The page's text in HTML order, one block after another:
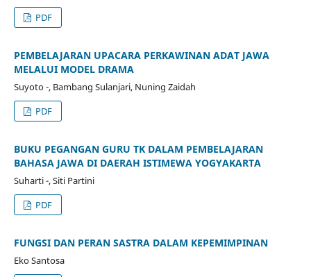
PDF
PEMBELAJARAN UPACARA PERKAWINAN ADAT JAWA
MELALUI MODEL DRAMA
Suyoto -, Bambang Sulanjari, Nuning Zaidah
PDF
BUKU PEGANGAN GURU TK DALAM PEMBELAJARAN
BAHASA JAWA DI DAERAH ISTIMEWA YOGYAKARTA
Suharti -, Siti Partini
PDF
FUNGSI DAN PERAN SASTRA DALAM KEPEMIMPINAN
Eko Santosa